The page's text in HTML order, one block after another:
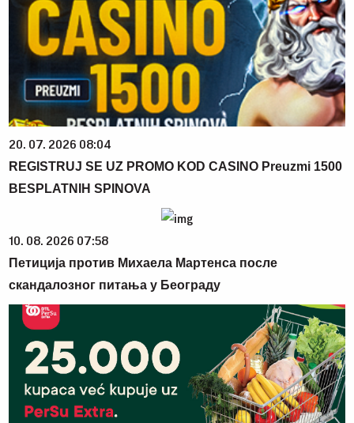
20. 07. 2026 08:04
REGISTRUJ SE UZ PROMO KOD CASINO Preuzmi 1500
BESPLATNIH SPINOVA
10. 08. 2026 07:58
Петиција против Михаела Мартенса после
скандалозног питања у Београду